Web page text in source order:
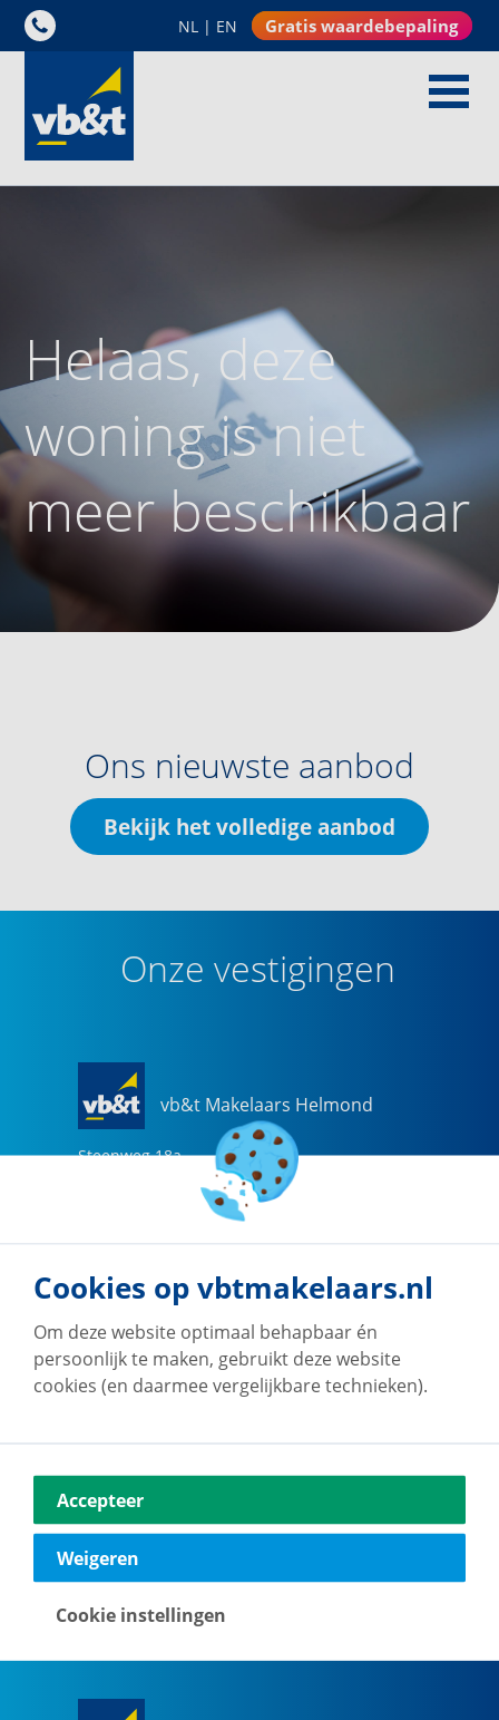
NL | EN Gratis waardebepaling
Helaas, deze
woning is niet
meer beschikbaar
Ons nieuwste aanbod
Bekijk het volledige aanbod
Onze vestigingen
vb&t Makelaars Helmond
Steenweg 18a
helmond@vbtmakelaars.nl
Naar vestiging
Vestdijk 180
5611 CZ Eindhoven
040-2696949
Cookies op vbtmakelaars.nl
Om deze website optimaal behapbaar én
persoonlijk te maken, gebruikt deze website
cookies (en daarmee vergelijkbare technieken).
Accepteer
Weigeren
Cookie instellingen